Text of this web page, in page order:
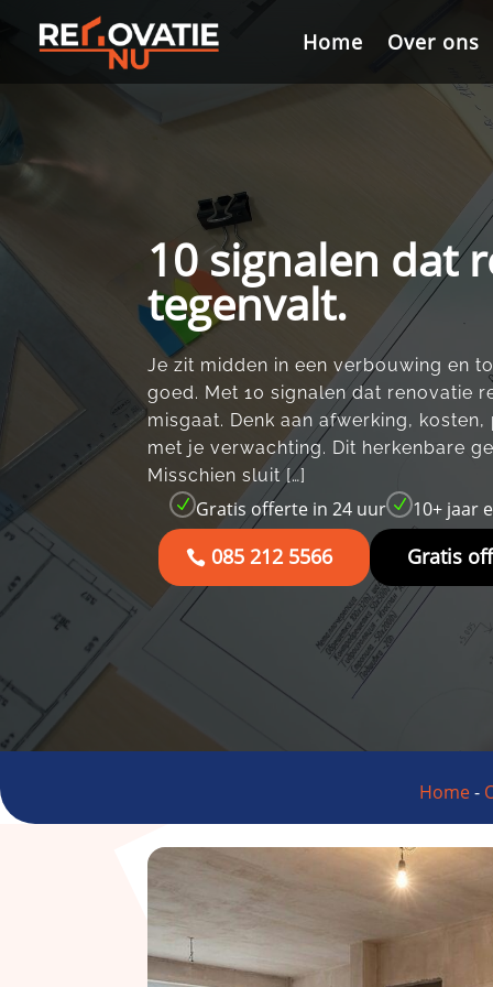
Home Over ons
Home Over ons
10 signalen dat
tegenvalt.
Je zit midden in een verbouwing en
goed.​ Met 10 signalen dat renovatie
misgaat.​ Denk aan afwerking,
met je verwachting.​ Dit herkenbare
Misschien sluit […]
N Gratis offerte in 24 uur N 10+ jaar
085 212 5566 Gratis
Home-